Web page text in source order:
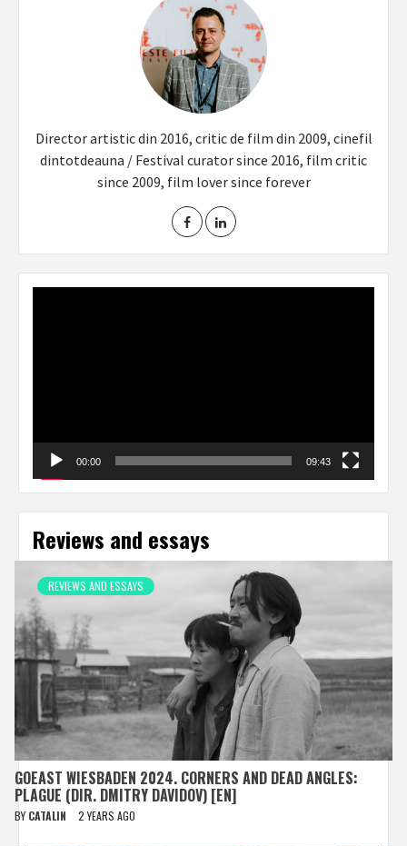
Director artistic din 2016, critic de film din 2009, cinefil
dintotdeauna / Festival curator since 2016, film critic
since 2009, film lover since forever
00:00 09:43
Reviews and essays
REVIEWS AND ESSAYS
GOEAST WIESBADEN 2024. CORNERS AND DEAD ANGLES:
PLAGUE (DIR. DMITRY DAVIDOV) [EN]
BY CATALIN 2 YEARS AGO